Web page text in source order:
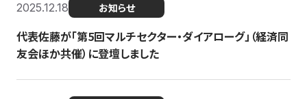
2025.12.18 お知らせ
代表佐藤が「第5回マルチセクター・ダイアローグ」（経済同
友会ほか共催）に登壇しました